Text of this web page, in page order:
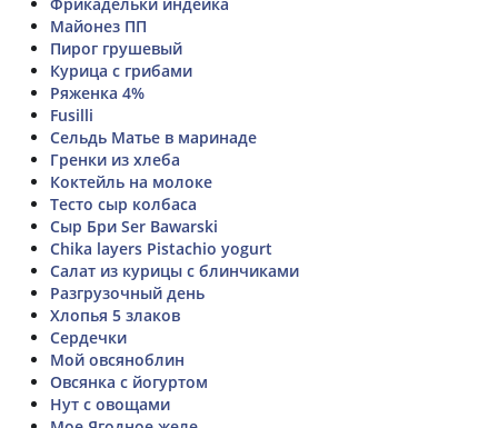
Майонез ПП
Пирог грушевый
Курица с грибами
Ряженка 4%
Fusilli
Сельдь Матье в маринаде
Гренки из хлеба
Коктейль на молоке
Тесто сыр колбаса
Сыр Бри Ser Bawarski
Chika layers Pistachio yogurt
Салат из курицы с блинчиками
Разгрузочный день
Хлопья 5 злаков
Сердечки
Мой овсяноблин
Овсянка с йогуртом
Нут с овощами